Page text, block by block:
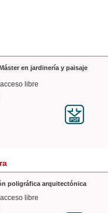
en jardinería y paisaje
libre
poligráfica arquitectónica
libre